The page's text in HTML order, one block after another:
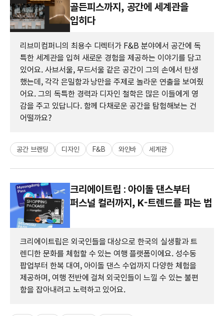
골든피스까지, 공간에 세계관을
입히다
리브미컴퍼니의 최용수 디렉터가 F&B 분야에서 공간에 독
특한 세계관을 입혀 새로운 경험을 제공하는 이야기를 담고
있어요. 사브서울, 무드서울 같은 공간이 그의 손에서 탄생
했는데, 각각 은밀함과 낭만을 주제로 놀라운 연출을 보여줬
어요. 그의 독특한 경력과 디자인 철학은 많은 이들에게 영
감을 주고 있답니다. 함께 다채로운 공간을 탐험해보는 건
어떨까요?
공간 브랜딩 디자인 F&B 와인바 세계관
크리에이트립 : 아이돌 댄스부터
퍼스널 컬러까지, K-트렌드를 파는 법
크리에이트립은 외국인들을 대상으로 한국의 실생활과 트
렌디한 문화를 체험할 수 있는 여행 플랫폼이에요. 성수동
팝업부터 한복 대여, 아이돌 댄스 수업까지 다양한 체험을
제공하며, 여행 전반에 걸쳐 외국인들이 느낄 수 있는 불편
함을 잡아내려고 노력하고 있어요.